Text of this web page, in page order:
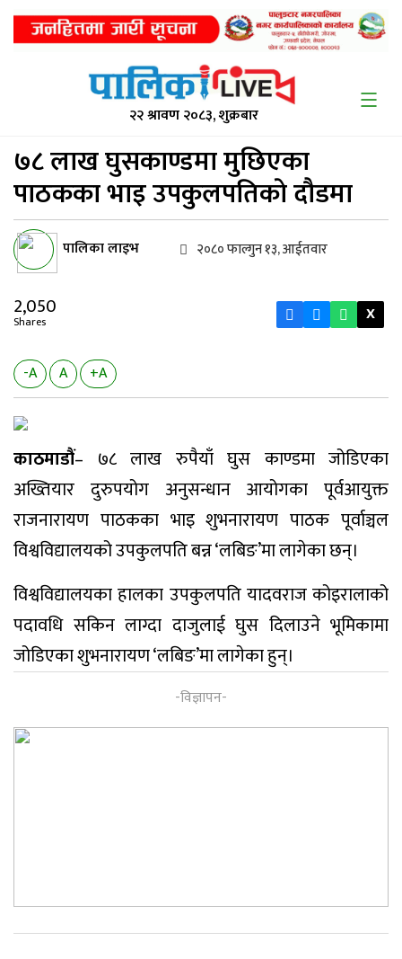
२२ श्रावण २०८३, शुक्रबार
७८ लाख घुसकाण्डमामुछिएका
पाठकका भाइ उपकुलपतिकाे दौडमा
पालिका लाइभ २०८० फाल्गुन १३, आईतवार
2,050
Shares X
-A A +A
काठमाडौं– ७८ लाख रुपैयाँ घुस काण्डमा जोडिएका
अख्तियार दुरुपयोग अनुसन्धान आयोगका पूर्वआयुक्त
राजनारायण पाठकका भाइ शुभनारायण पाठक पूर्वाञ्चल
विश्वविद्यालयको उपकुलपति बन्न ‘लबिङ’मा लागेका छन्।
विश्वविद्यालयका हालका उपकुलपति यादवराज कोइरालाको
पदावधि सकिन लाग्दा दाजुलाई घुस दिलाउने भूमिकामा
जोडिएका शुभनारायण ‘लबिङ’मा लागेका हुन्।